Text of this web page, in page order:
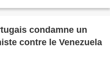
condamne un
contre le Venezuela